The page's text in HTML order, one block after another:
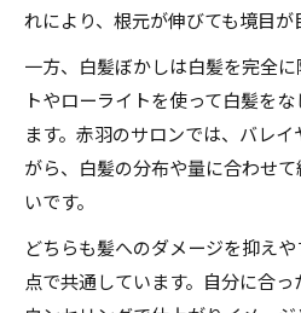
れにより、根元が伸びても境目が
一方、白髪ぼかしは白髪を完全
トやローライトを使って白髪を
ます。赤羽のサロンでは、バレ
がら、白髪の分布や量に合わせ
いです。
どちらも髪へのダメージを抑え
点で共通しています。自分に合